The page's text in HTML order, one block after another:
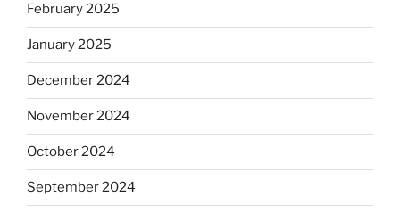
February 2025
January 2025
December 2024
November 2024
October 2024
September 2024